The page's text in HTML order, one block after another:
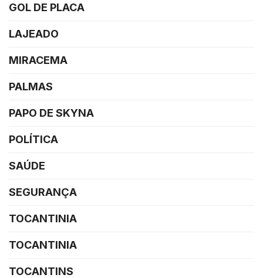
GOL DE PLACA
LAJEADO
MIRACEMA
PALMAS
PAPO DE SKYNA
POLÍTICA
SAÚDE
SEGURANÇA
TOCANTINIA
TOCANTINIA
TOCANTINS